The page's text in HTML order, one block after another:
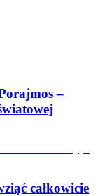
–
całkowicie